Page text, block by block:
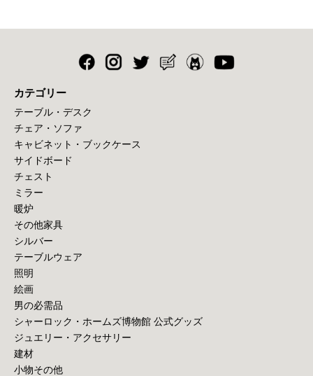
カテゴリー
テーブル・デスク
チェア・ソファ
キャビネット・ブックケース
サイドボード
チェスト
ミラー
暖炉
その他家具
シルバー
テーブルウェア
照明
絵画
男の必需品
シャーロック・ホームズ博物館 公式グッズ
ジュエリー・アクセサリー
建材
小物その他